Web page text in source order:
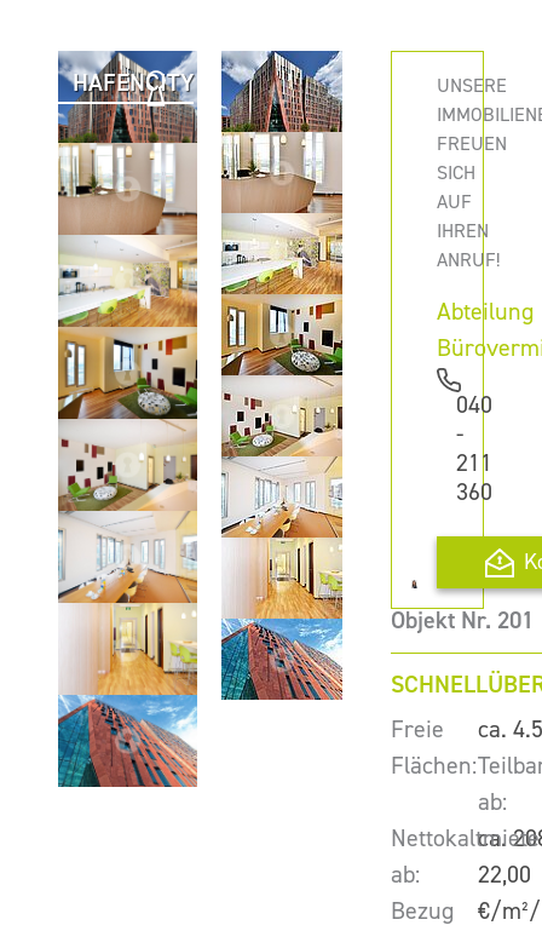
HAFENCITY
UNSERE
FREUEN
SICH
AUF
IHREN
ANRUF!
Abteilung
040
-
211
360
Objekt Nr. 201
Freie
Flächen:
ca.
ab:
ca.
Nettokaltmiete
ab:
22,00
€/
Bezug